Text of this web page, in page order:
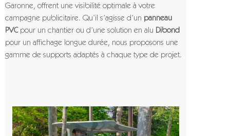
Garonne, offrent une visibilité optimale à votre
campagne publicitaire. Qu’il s’agisse d’un panneau
PVCpour un chantier ou d’une solution en alu Dibond
pour un affichage longue durée, nous proposons une
gamme de supports adaptés à chaque type de projet.